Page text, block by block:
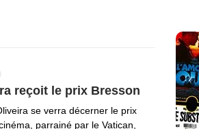
reçoit le prix Bresson
se verra décerner le prix
parrainé par le Vatican,